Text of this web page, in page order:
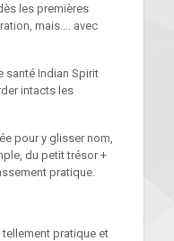
les premières
mais…. avec
santé Indian Spirit
intacts les
pour y glisser nom,
du petit trésor +
pratique.
pratique et